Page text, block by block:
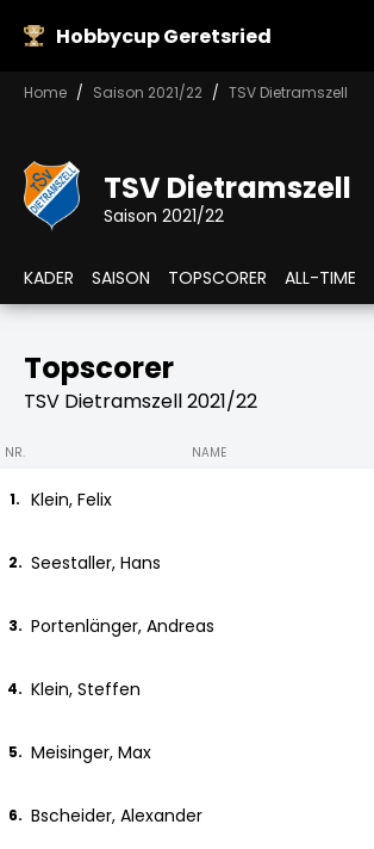
Hobbycup Geretsried
Home Saison 2021/22 TSV Dietramszell
TSV Dietramszell
Saison 2021/22
KADER SAISON TOPSCORER ALL-TIME
Topscorer
TSV Dietramszell 2021/22
NR. NAME
1. Klein, Felix
2. Seestaller, Hans
3. Portenlänger, Andreas
4. Klein, Steffen
5. Meisinger, Max
6. Bscheider, Alexander